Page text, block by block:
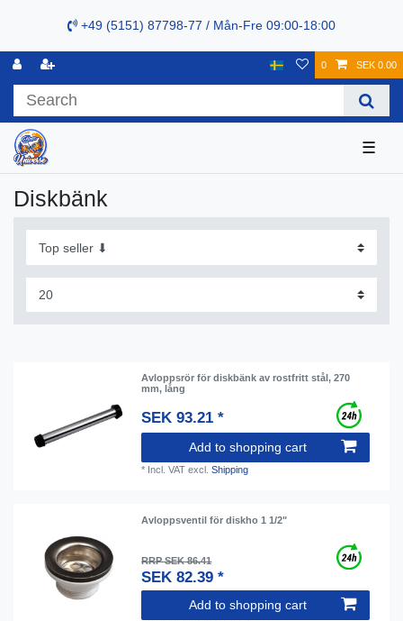
+49 (5151) 87798-77 / Mån-Fre 09:00-18:00
0 SEK 0.00
☰
Diskbänk
Avloppsrör för diskbänk av rostfritt stål, 270
mm, lång
SEK 93.21 *
Add to shopping cart
* Incl. VAT excl.Shipping
Avloppsventil för diskho 1 1/2"
RRP SEK 86.41
SEK 82.39 *
Add to shopping cart